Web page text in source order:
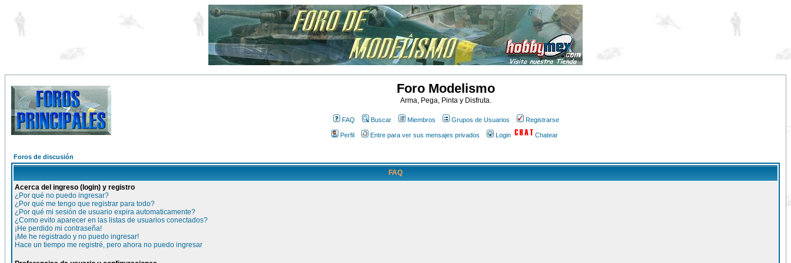
Foro Modelismo
Arma, Pega, Pinta y Disfruta.
FAQ Buscar Miembros Grupos de Usuarios Registrarse
Perfil Entre para ver sus mensajes privados Login Chatear
Foros de discusión
FAQ
Acerca del ingreso (login) y registro
¿Por qué no puedo ingresar?
¿Por qué me tengo que registrar para todo?
¿Por qué mi sesión de usuario expira automaticamente?
¿Como evito aparecer en las listas de usuarios conectados?
¡He perdido mi contraseña!
¡Me he registrado y no puedo ingresar!
Hace un tiempo me registré, pero ahora no puedo ingresar